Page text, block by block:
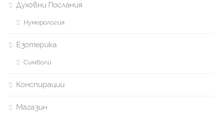
Духовни Послания
Нумерология
Езотерика
Символи
Конспирации
Магазин